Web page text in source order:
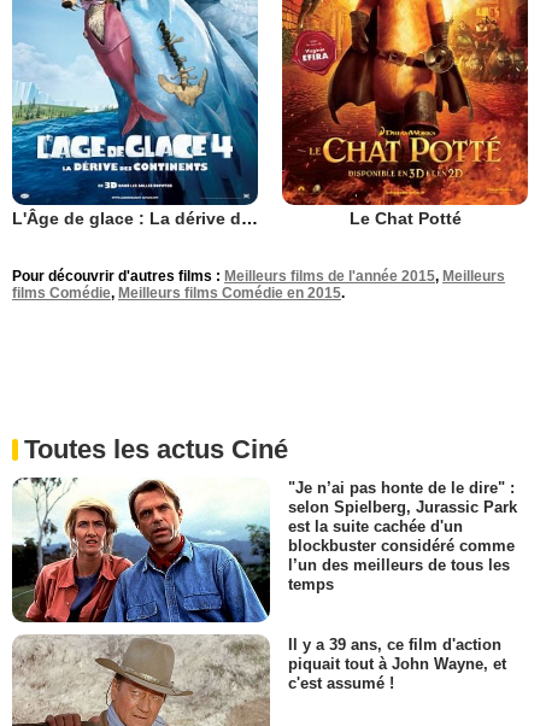
L'Âge de glace : La dérive des continents Le Chat Potté
Pour découvrir d'autres films : Meilleurs films de l'année 2015, Meilleurs
films Comédie, Meilleurs films Comédie en 2015.
Toutes les actus Ciné
"Je n’ai pas honte de le dire" :
selon Spielberg, Jurassic Park
est la suite cachée d'un
blockbuster considéré comme
l’un des meilleurs de tous les
temps
Il y a 39 ans, ce film d'action
piquait tout à John Wayne, et
c'est assumé !